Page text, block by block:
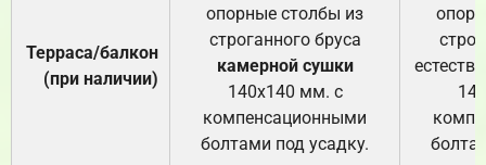
Терраса/балкон
(при наличии)
опорные столбы из
строганного бруса
камерной сушки
140х140 мм. с
компенсационными
болтами под усадку.